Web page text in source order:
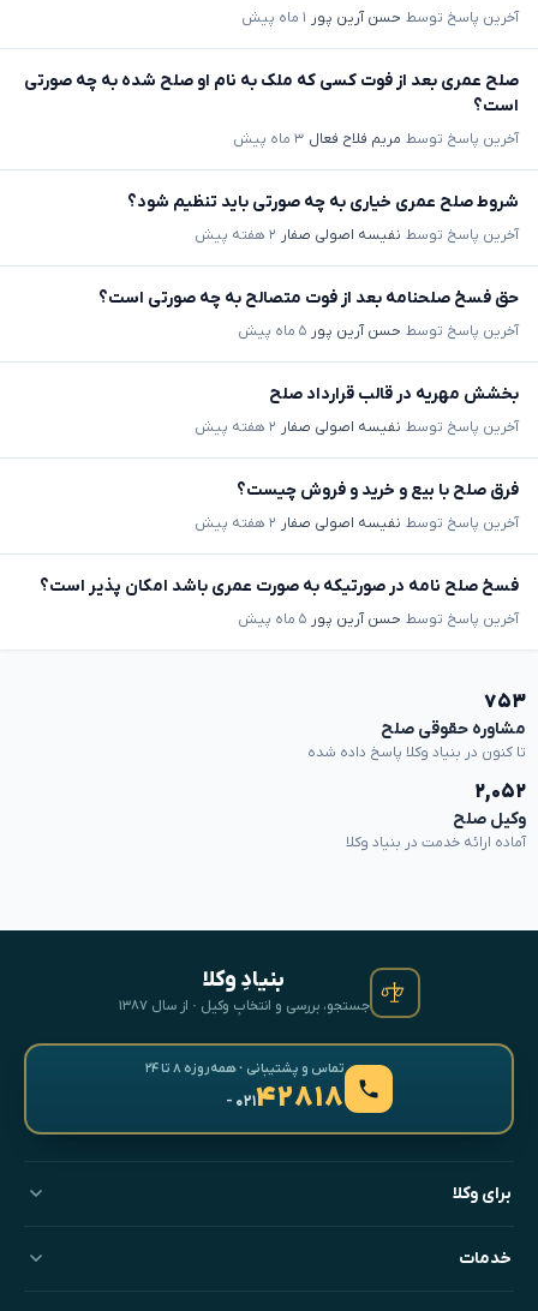
آخرین پاسخ توسط حسن آرین پور ۱ ماه پیش
صلح عمری بعد از فوت کسی که ملک به نام او صلح شده به چه صورتی
است؟
آخرین پاسخ توسط مریم فلاح فعال ۳ ماه پیش
شروط صلح عمری خیاری به چه صورتی باید تنظیم شود؟
آخرین پاسخ توسط نفیسه اصولی صفار ۲ هفته پیش
حق فسخ صلحنامه بعد از فوت متصالح به چه صورتی است؟
آخرین پاسخ توسط حسن آرین پور ۵ ماه پیش
بخشش مهریه در قالب قرارداد صلح
آخرین پاسخ توسط نفیسه اصولی صفار ۲ هفته پیش
فرق صلح با بیع و خرید و فروش چیست؟
آخرین پاسخ توسط نفیسه اصولی صفار ۲ هفته پیش
فسخ صلح نامه در صورتیکه به صورت عمری باشد امکان پذیر است؟
آخرین پاسخ توسط حسن آرین پور ۵ ماه پیش
۷۵۳
مشاوره حقوقی صلح
تا کنون در بنیاد وکلا پاسخ داده شده
۲,۰۵۲
وکیل صلح
آماده ارائه خدمت در بنیاد وکلا
بنیادِ وکلا
جستجو، بررسی و انتخابِ وکیل · از سال ۱۳۸۷
تماس و پشتیبانی · همه‌روزه ۸ تا ۲۴
۴۲۸۱۸- ۰۲۱
برای وکلا
خدمات